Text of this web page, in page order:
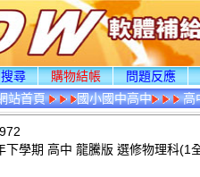
尋 購物結帳 問題反應
站首頁 國小國中高中 高
下學期 高中 龍騰版 選修物理科(1